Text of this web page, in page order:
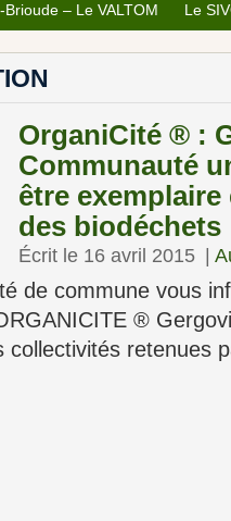
– Le VALTOM Le
OrganiCité ® :
Communauté
être
des biodéchets
Écrit le 16 avril 2015
de commune vous
®
collectivités retenues